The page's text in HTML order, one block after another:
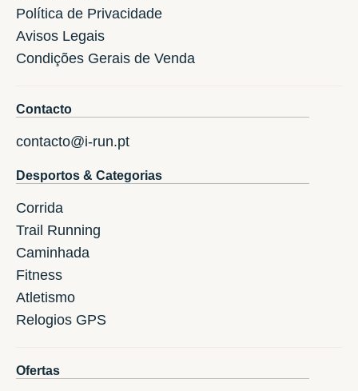
Política de Privacidade
Avisos Legais
Condições Gerais de Venda
Contacto
contacto@i-run.pt
Desportos & Categorias
Corrida
Trail Running
Caminhada
Fitness
Atletismo
Relogios GPS
Ofertas